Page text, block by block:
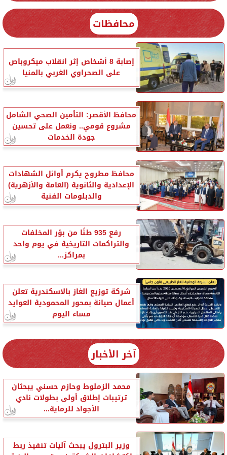
محافظات
إصابة 8 أشخاص إثر انقلاب ميكروباص
على الصحراوي الغربي بالمنيا
محافظ الأقصر: التأمين الصحي الشامل
مشروع قومي.. ونعمل على تحسين
جودة الخدمات
محافظ مطروح يكرم أوائل الشهادات
الإعدادية والثانوية (العامة والأزهرية)
والدبلومات الفنية
رفع 935 طنًا من بؤر المخلفات
والتراكمات التاريخية في يوم واحد
بمراكز...
شركة توزيع الغاز بالاسكندرية تعلن
أعمال صيانة بمحور المحمودية العوايد
مساء اليوم
آخر الأخبار
محمد الزملوط وحازم حسني يبحثان
ترتيبات إطلاق أولى بطولات نادي
الأجواد للرماية...
وزير البترول يبحث آليات تنفيذ ربط